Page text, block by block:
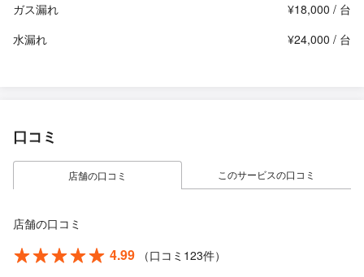
ガス漏れ
¥18,000 / 台
水漏れ
¥24,000 / 台
口コミ
店舗の口コミ このサービスの口コミ
店舗の口コミ
4.99
（口コミ123件）